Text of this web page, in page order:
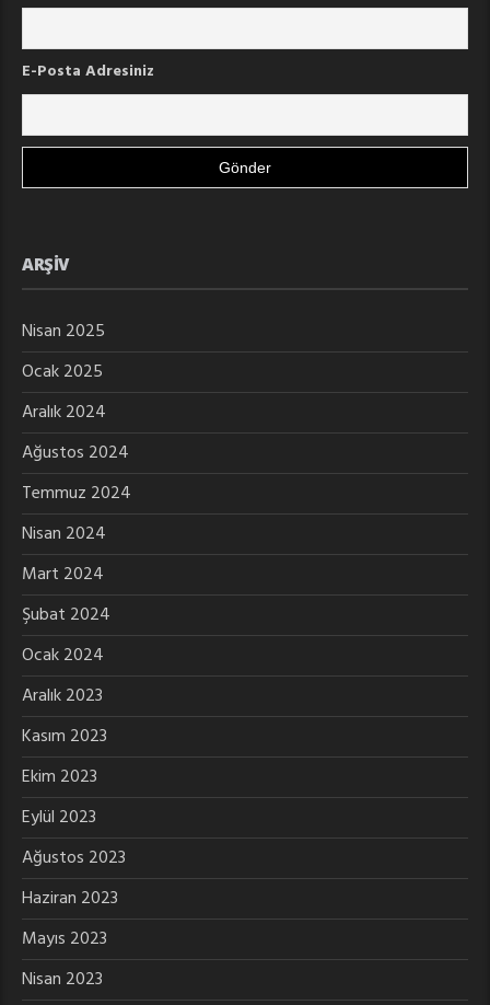
E-Posta Adresiniz
ARŞIV
Nisan 2025
Ocak 2025
Aralık 2024
Ağustos 2024
Temmuz 2024
Nisan 2024
Mart 2024
Şubat 2024
Ocak 2024
Aralık 2023
Kasım 2023
Ekim 2023
Eylül 2023
Ağustos 2023
Haziran 2023
Mayıs 2023
Nisan 2023